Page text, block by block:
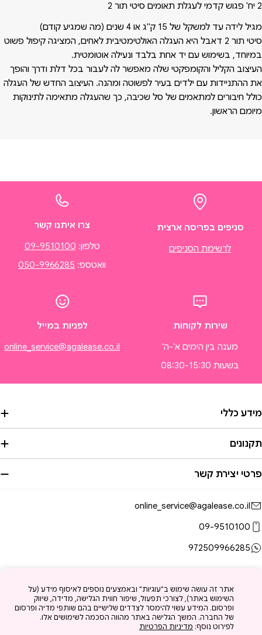
2 יח' פגוש קדמי לעגלת תאומים סיטי תור 2
מגיל לידה עד למשקל של 15 ק"ג או 4 שנים (מה שמגיע קודם)
סיטי תור 2 דאבל היא העגלה האולטימטיבית לאחים, המציגה קיפול פשוט
במיוחד, בשימוש עם יד אחת בלבד ונעילה אוטומטית.
העיצוב הקליל והקומפקטי שלה מאפשר לה לעבור בכל דלת ודרך והופך
את ההתניידות עם ילדים בעיר לפשוטה ומהנה. העיצוב החדש של העגלה
כולל חיבורים למתאמים של סל שכיבה, כך שהעגלה מתאימה לתינוקות
מיומם הראשון.
סניפים בפריסה ארצית
לרשימת הסניפים
צרו איתנו קשר
טלפון: 09-9510100
וואטספ: 050-9966285
שירות לקוחות
מענה בין הימים א'-ה'
בשעות 08:30-15:30
לפניות במייל
online_service@agalease.co.il
מידע כללי
תקנונים
פרטי יצירת קשר
online_service@agalease.co.il
09-9510100
972509966285
Facebook
Instagram
TikTok
YouTube
עגליס.
אתר זה עושה שימוש ב"עוגיות" ובאמצעים נוספים לאיסוף מידע (על
השימוש באתר), לצורכי תפעול, שיפור חווית הגלישה, מדידה, שיווק
ופרסום. המידע עשוי להימסר לצדדים שלישיים בהם שותפי מדיה ופרסום
של החברה. המשך הגלישה באתר מהווה הסכמה לשימושים אלו.
לפירוט נוסף: מדיניות הפרטיות